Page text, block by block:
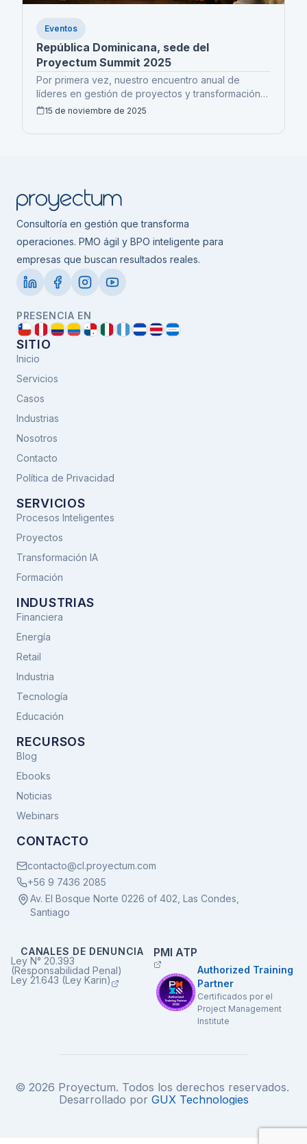
Eventos
República Dominicana, sede del
Proyectum Summit 2025
Por primera vez, nuestro encuentro anual de
líderes en gestión de proyectos y transformación
se realiza en República Dominicana.
15 de noviembre de 2025
Consultoría en gestión que transforma
operaciones. PMO ágil y BPO inteligente para
empresas que buscan resultados reales.
PRESENCIA EN
SITIO
Inicio
Servicios
Casos
Industrias
Nosotros
Contacto
Política de Privacidad
SERVICIOS
Procesos Inteligentes
Proyectos
Transformación IA
Formación
INDUSTRIAS
Financiera
Energía
Retail
Industria
Tecnología
Educación
RECURSOS
Blog
Ebooks
Noticias
Webinars
CONTACTO
contacto@cl.proyectum.com
+56 9 7436 2085
Av. El Bosque Norte 0226 of 402, Las Condes,
Santiago
CANALES DE DENUNCIA
Ley N° 20.393
(Responsabilidad Penal)
Ley 21.643 (Ley Karin)
PMI ATP
Authorized Training
Partner
Certificados por el
Project Management
Institute
© 2026 Proyectum. Todos los derechos reservados.
Desarrollado por GUX Technologies